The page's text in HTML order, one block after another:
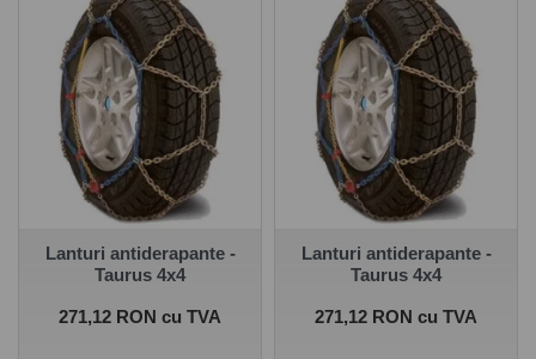
proprietăți aerodinamice
excelente, forma modernă,
capacitatea optimă și
confortul de instalare.
proprietăți aerodinamice
excelente, forma modernă,
capacitatea optimă și
confortul de instalare.
Lanturi antiderapante -
Taurus 4x4
Pret
271,12 RON cu TVA
Lanturi antiderapante -
Taurus 4x4
Pret
271,12 RON cu TVA